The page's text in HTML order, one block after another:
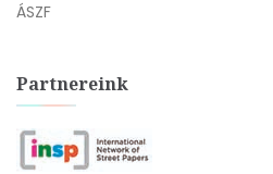
ÁSZF
Partnereink